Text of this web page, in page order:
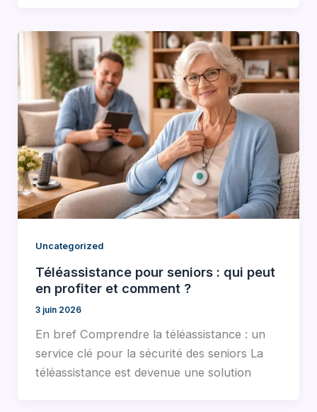
Uncategorized
Téléassistance pour seniors : qui peut
en profiter et comment ?
3 juin 2026
En bref Comprendre la téléassistance : un
service clé pour la sécurité des seniors La
téléassistance est devenue une solution